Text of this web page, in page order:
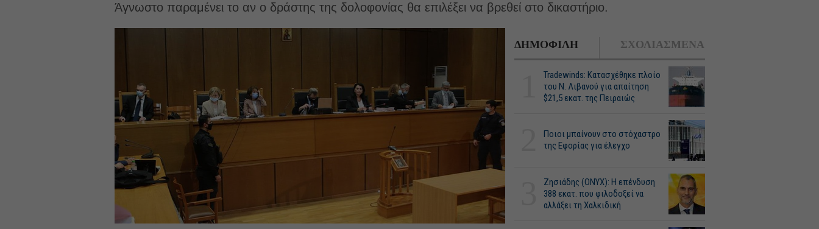
Άγνωστο παραμένει το αν ο δράστης της δολοφονίας θα επιλέξει να βρεθεί στο δικαστήριο.
ΔΗΜΟΦΙΛΗ ΣΧΟΛΙΑΣΜΕΝΑ
Tradewinds: Κατασχέθηκε πλοίο
του Ν. Λιβανού για απαίτηση
$21,5 εκατ. της Πειραιώς
Ποιοι μπαίνουν στο στόχαστρο
της Εφορίας για έλεγχο
Ζησιάδης (ONYX): Η επένδυση
388 εκατ. που φιλοδοξεί να
αλλάξει τη Χαλκιδική